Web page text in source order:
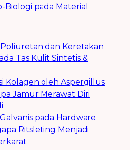
Biologi pada Material
Poliuretan dan Keretakan
Tas Kulit Sintetis &
Kolagen oleh Aspergillus
Jamur Merawat Diri
pada Hardware
Ritsleting Menjadi